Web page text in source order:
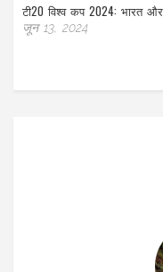
टी20 विश्व कप 2024: भारत
जून 13, 2024